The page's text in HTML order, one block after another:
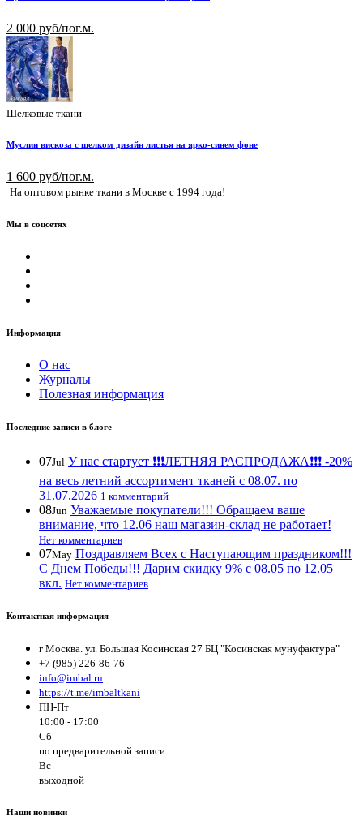
2 000 руб/пог.м.
Шелковые ткани
Муслин вискоза с шелком дизайн листья на ярко-синем фоне
1 600 руб/пог.м.
На оптовом рынке ткани в Москве с 1994 года!
Мы в соцсетях
Информация
О нас
Журналы
Полезная информация
Последние записи в блоге
07Jul У нас стартует ❗️❗️❗️ЛЕТНЯЯ РАСПРОДАЖА❗️❗️❗️ -20%
на весь летний ассортимент тканей с 08.07. по
31.07.2026 1 комментарий
08Jun Уважаемые покупатели!!! Обращаем ваше
внимание, что 12.06 наш магазин-склад не работает!
Нет комментариев
07May Поздравляем Всех с Наступающим праздником!!!
С Днем Победы!!! Дарим скидку 9% с 08.05 по 12.05
вкл. Нет комментариев
Контактная информация
г Москва. ул. Большая Косинская 27 БЦ "Косинская мунуфактура"
+7 (985) 226-86-76
info@imbal.ru
https://t.me/imbaltkani
ПН-Пт
10:00 - 17:00
Сб
по предварительной записи
Вс
выходной
Наши новинки